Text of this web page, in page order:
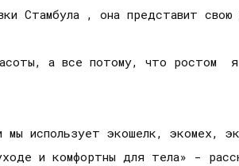
Стамбула , она представит свою
а все потому, что ростом
использует экошелк, экомех,
и комфортны для тела» -